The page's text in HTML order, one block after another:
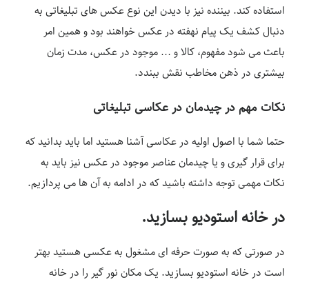
استفاده کند. بیننده نیز با دیدن این نوع عکس های تبلیغاتی به
دنبال کشف یک پیام نهفته در عکس خواهند بود و همین امر
باعث می شود مفهوم، کالا و … موجود در عکس، مدت زمان
بیشتری در ذهن مخاطب نقش ببندد.
نکات مهم در چیدمان در عکاسی تبلیغاتی
حتما شما با اصول اولیه در عکاسی آشنا هستید اما باید بدانید که
برای قرار گیری و یا چیدمان عناصر موجود در عکس نیز باید به
نکات مهمی توجه داشته باشید که در ادامه به آن ها می پردازیم.
در خانه استودیو بسازید.
در صورتی که به صورت حرفه ای مشغول به عکسی هستید بهتر
است در خانه استودیو بسازید. یک مکان نور گیر را در خانه